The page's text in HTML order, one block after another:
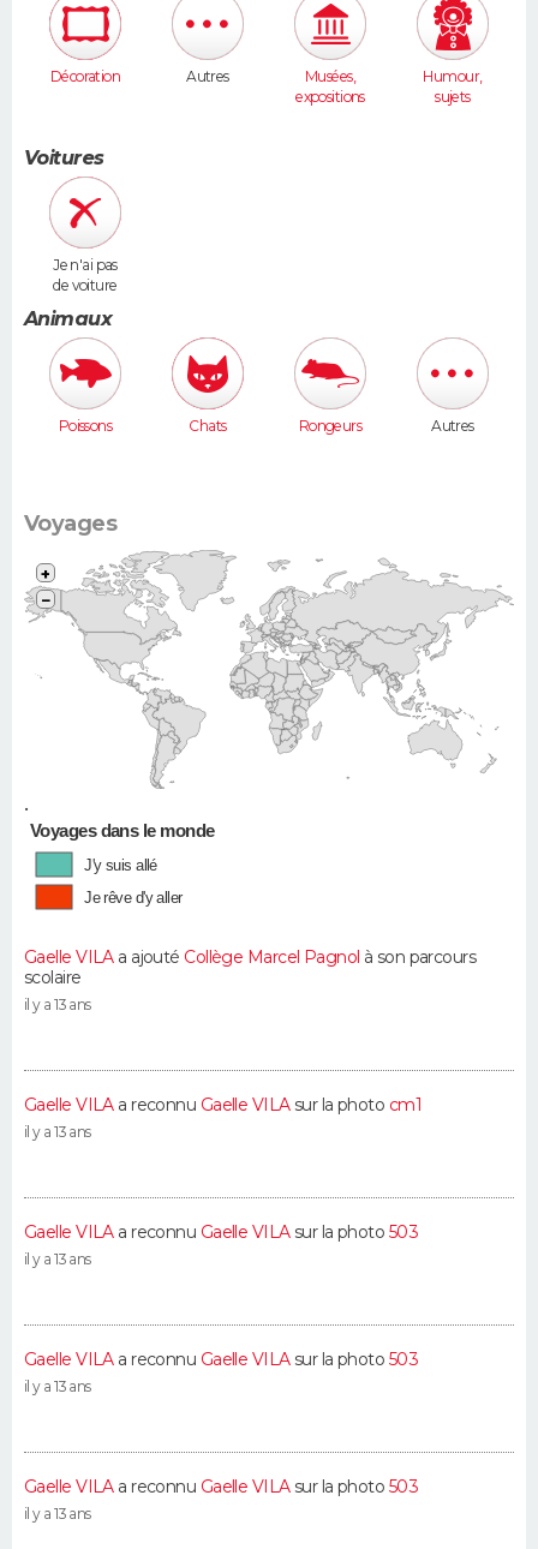
Décoration Autres
Musées,
expositions
Humour,
sujets
Voitures
Je n'ai pas
de voiture
Animaux
Poissons Chats Rongeurs Autres
Voyages
•
+
−
Voyages dans le monde
J'y suis allé
Je rêve d'y aller
Gaelle VILAa ajouté Collège Marcel Pagnol à son parcours
scolaire
il y a 13 ans
Gaelle VILAa reconnu Gaelle VILAsur la photo cm1
il y a 13 ans
Gaelle VILAa reconnu Gaelle VILAsur la photo 503
il y a 13 ans
Gaelle VILAa reconnu Gaelle VILAsur la photo 503
il y a 13 ans
Gaelle VILAa reconnu Gaelle VILAsur la photo 503
il y a 13 ans